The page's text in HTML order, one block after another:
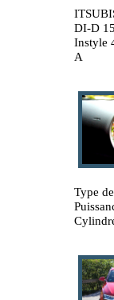
DI-D
Instyle
A
Type